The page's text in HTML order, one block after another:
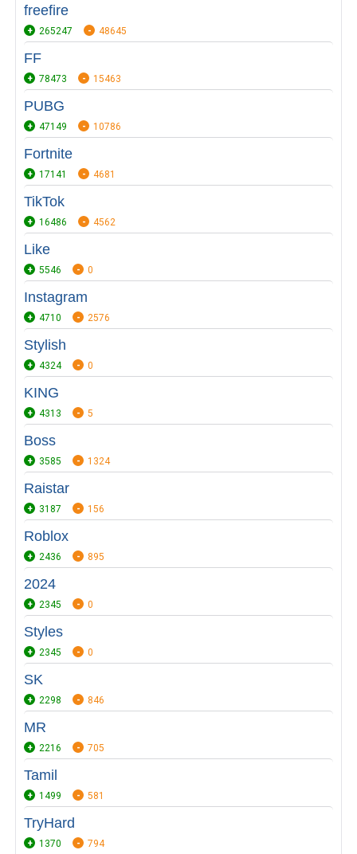
freefire
265247 48645
FF
78473 15463
PUBG
47149 10786
Fortnite
17141 4681
TikTok
16486 4562
Like
5546 0
Instagram
4710 2576
Stylish
4324 0
KING
4313 5
Boss
3585 1324
Raistar
3187 156
Roblox
2436 895
2024
2345 0
Styles
2345 0
SK
2298 846
MR
2216 705
Tamil
1499 581
TryHard
1370 794